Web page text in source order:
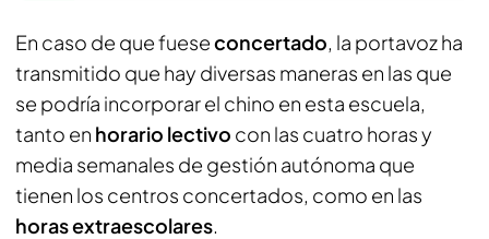
En caso de que fueseconcertado, la portavoz ha
transmitido que hay diversas maneras en las que
se podría incorporar el chino en esta escuela,
tanto en horario lectivo con las cuatro horas y
media semanales de gestión autónoma que
tienen los centros concertados, como en las
horas extraescolares.